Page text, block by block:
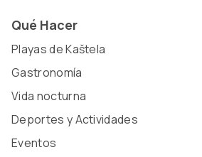
Qué Hacer
Playas de Kaštela
Gastronomía
Vida nocturna
Deportes y Actividades
Eventos